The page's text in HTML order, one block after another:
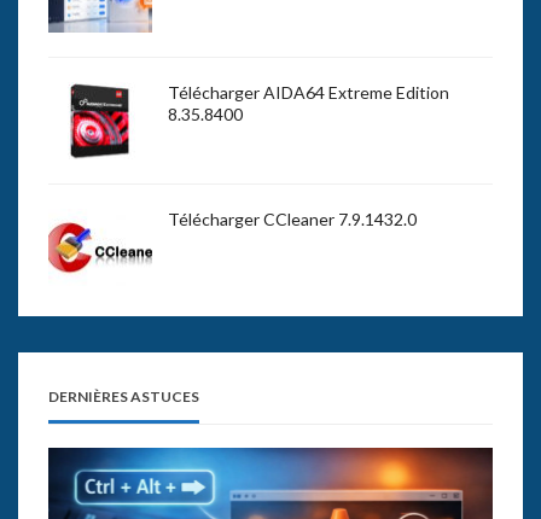
Télécharger AIDA64 Extreme Edition
8.35.8400
Télécharger CCleaner 7.9.1432.0
DERNIÈRES ASTUCES